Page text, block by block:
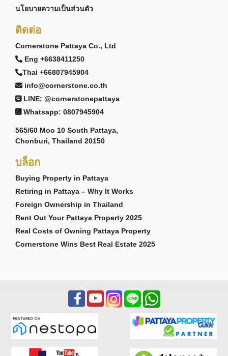
นโยบายความเป็นส่วนตัว
ติดต่อ
Cornerstone Pattaya Co., Ltd
Eng +6638411250
Thai +66807945904
info@cornerstone.co.th
LINE: @cornerstonepattaya
Whatsapp: 0807945904
565/60 Moo 10 South Pattaya,
Chonburi, Thailand 20150
บล็อก
Buying Property in Pattaya
Retiring in Pattaya – Why It Works
Foreign Ownership in Thailand
Rent Out Your Pattaya Property 2025
Real Costs of Owning Pattaya Property
Cornerstone Wins Best Real Estate 2025